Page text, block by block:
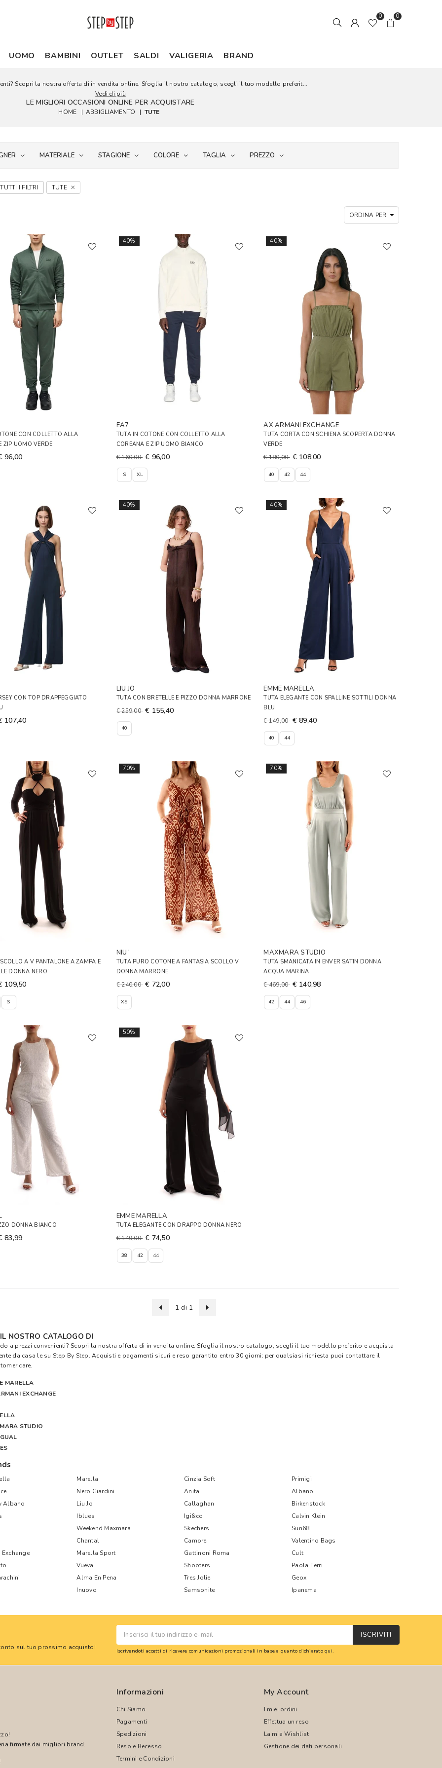
0 0
UOMO BAMBINI OUTLET SALDI VALIGERIA BRAND
Scopri la nostra offerta di in vendita online. Sfoglia il nostro catalogo, scegli il tuo modello preferit...
Vedi di più
LE MIGLIORI OCCASIONI ONLINE PER ACQUISTARE
HOME | ABBIGLIAMENTO | TUTE
MATERIALE STAGIONE COLORE TAGLIA PREZZO
I FILTRI TUTE
CON COLLETTO ALLA
ZIP UOMO VERDE
96,00
40%
EA7
TUTA IN COTONE CON COLLETTO ALLA
COREANA E ZIP UOMO BIANCO
€ 160,00 € 96,00
S XL
40%
AX ARMANI EXCHANGE
TUTA CORTA CON SCHIENA SCOPERTA DONNA
VERDE
€ 180,00 € 108,00
40 42 44
CON TOP DRAPPEGGIATO
107,40
40%
LIU JO
TUTA CON BRETELLE E PIZZO DONNA MARRONE
€ 259,00 € 155,40
40
40%
EMME MARELLA
TUTA ELEGANTE CON SPALLINE SOTTILI DONNA
BLU
€ 149,00 € 89,40
40 44
A V PANTALONE A ZAMPA E
DONNA NERO
109,50
S
70%
NIU'
TUTA PURO COTONE A FANTASIA SCOLLO V
DONNA MARRONE
€ 240,00 € 72,00
XS
70%
MAXMARA STUDIO
TUTA SMANICATA IN ENVER SATIN DONNA
ACQUA MARINA
€ 469,00 € 140,98
42 44 46
DONNA BIANCO
83,99
50%
EMME MARELLA
TUTA ELEGANTE CON DRAPPO DONNA NERO
€ 149,00 € 74,50
38 42 44
1 di 1
NOSTRO CATALOGO DI
a prezzi convenienti? Scopri la nostra offerta di in vendita online. Sfoglia il nostro catalogo, scegli il tuo modello preferito e acquista
da casa le su Step By Step. Acquisti e pagamenti sicuri e reso garantito entro 30 giorni: per qualsiasi richiesta puoi contattare il
care.
MARELLA
EXCHANGE
STUDIO
Marella Cinzia Soft
Primigi
Nero Giardini Anita
Albano
Albano
Liu Jo Callaghan
Birkenstock
Iblues Igi&co
Calvin Klein
Weekend Maxmara Skechers
Sun68
Chantal Camore
Valentino Bags
Marella Sport Gattinoni Roma
Cult
Vueva Shooters
Paola Ferri
Alma En Pena Tres Jolie
Geox
Inuovo Samsonite Ipanema
sul tuo prossimo acquisto!
ISCRIVITI
Iscrivendoti accetti di ricevere comunicazioni promozionali in base a quanto dichiaratoqui.
firmate dai migliori brand.
Informazioni
Chi Siamo
Pagamenti
Spedizioni
Reso e Recesso
Termini e Condizioni
My Account
I miei ordini
Effettua un reso
La mia Wishlist
Gestione dei dati personali